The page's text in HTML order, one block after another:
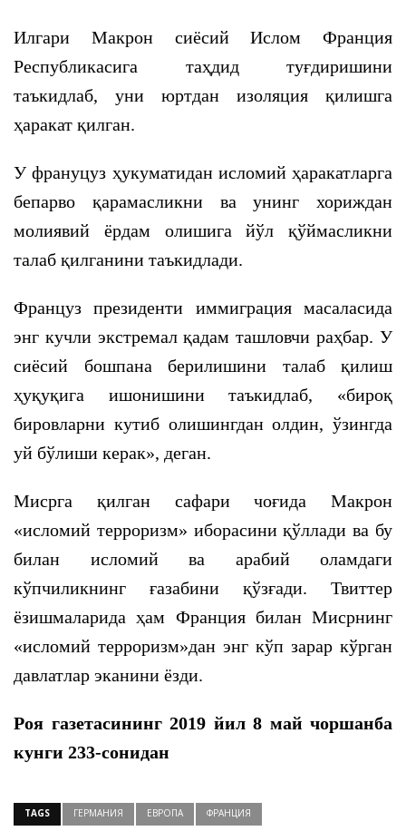
Илгари Макрон сиёсий Ислом Франция
Республикасига таҳдид туғдиришини
таъкидлаб, уни юртдан изоляция қилишга
ҳаракат қилган.
У франуцуз ҳукуматидан исломий ҳаракатларга
бепарво қарамасликни ва унинг хориждан
молиявий ёрдам олишига йўл қўймасликни
талаб қилганини таъкидлади.
Француз президенти иммиграция масаласида
энг кучли экстремал қадам ташловчи раҳбар. У
сиёсий бошпана берилишини талаб қилиш
ҳуқуқига ишонишини таъкидлаб, «бироқ
бировларни кутиб олишингдан олдин, ўзингда
уй бўлиши керак», деган.
Мисрга қилган сафари чоғида Макрон
«исломий терроризм» иборасини қўллади ва бу
билан исломий ва арабий оламдаги
кўпчиликнинг ғазабини қўзғади. Твиттер
ёзишмаларида ҳам Франция билан Мисрнинг
«исломий терроризм»дан энг кўп зарар кўрган
давлатлар эканини ёзди.
Роя газетасининг 2019 йил 8 май чоршанба
кунги 233-сонидан
TAGS ГЕРМАНИЯ ЕВРОПА ФРАНЦИЯ